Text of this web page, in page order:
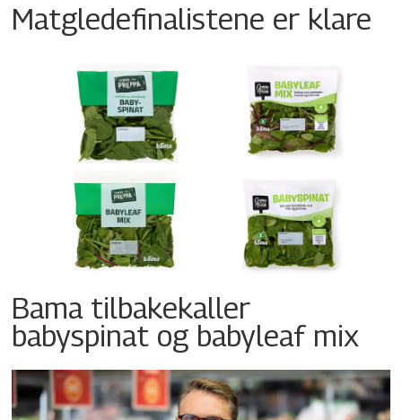
Matgledefinalistene er klare
Bama tilbakekaller
babyspinat og babyleaf mix